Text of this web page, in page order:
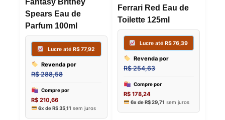
Fantasy Britney
Spears Eau de
Parfum 100ml
Ferrari Red Eau de
Toilette 125ml